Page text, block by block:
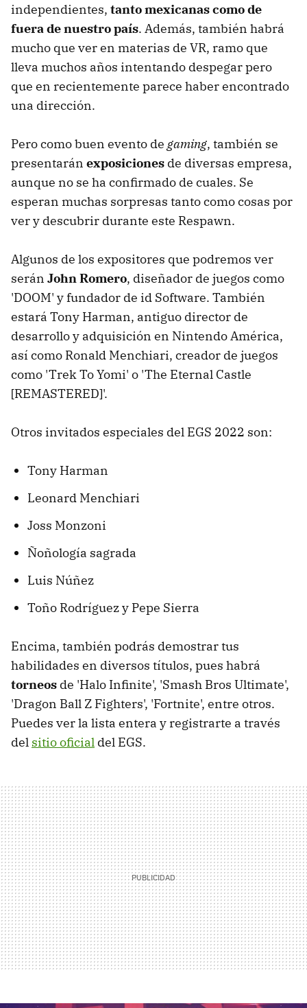
independientes, tanto mexicanas como de
fuera de nuestro país. Además, también habrá
mucho que ver en materias de VR, ramo que
lleva muchos años intentando despegar pero
que en recientemente parece haber encontrado
una dirección.
Pero como buen evento de gaming, también se
presentarán exposiciones de diversas empresa,
aunque no se ha confirmado de cuales. Se
esperan muchas sorpresas tanto como cosas por
ver y descubrir durante este Respawn.
Algunos de los expositores que podremos ver
serán John Romero, diseñador de juegos como
'DOOM' y fundador de id Software. También
estará Tony Harman, antiguo director de
desarrollo y adquisición en Nintendo América,
así como Ronald Menchiari, creador de juegos
como 'Trek To Yomi' o 'The Eternal Castle
[REMASTERED]'.
Otros invitados especiales del EGS 2022 son:
Tony Harman
Leonard Menchiari
Joss Monzoni
Ñoñología sagrada
Luis Núñez
Toño Rodríguez y Pepe Sierra
Encima, también podrás demostrar tus
habilidades en diversos títulos, pues habrá
torneos de 'Halo Infinite', 'Smash Bros Ultimate',
'Dragon Ball Z Fighters', 'Fortnite', entre otros.
Puedes ver la lista entera y registrarte a través
del sitio oficial del EGS.